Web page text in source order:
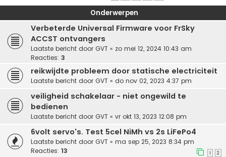
Onderwerpen
Verbeterde Universal Firmware voor FrSky
ACCST ontvangers
Laatste bericht door GVT « zo mei 12, 2024 10:43 am
Reacties: 3
reikwijdte probleem door statische electriciteit
Laatste bericht door GVT « do nov 02, 2023 4:37 pm
veiligheid schakelaar - niet ongewild te
bedienen
Laatste bericht door GVT « vr okt 13, 2023 12:08 pm
6volt servo's. Test 5cel NiMh vs 2s LiFePo4
Laatste bericht door GVT « ma sep 25, 2023 8:34 pm
Reacties: 13 1 2